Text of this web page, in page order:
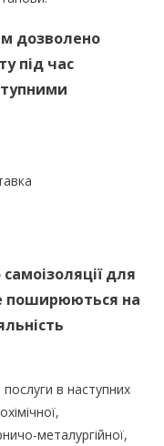
дозволено
під час
для
поширюються на
в наступних
металургійної,